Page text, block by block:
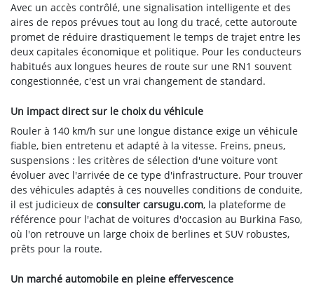
Avec un accès contrôlé, une signalisation intelligente et des
aires de repos prévues tout au long du tracé, cette autoroute
promet de réduire drastiquement le temps de trajet entre les
deux capitales économique et politique. Pour les conducteurs
habitués aux longues heures de route sur une RN1 souvent
congestionnée, c'est un vrai changement de standard.
Un impact direct sur le choix du véhicule
Rouler à 140 km/h sur une longue distance exige un véhicule
fiable, bien entretenu et adapté à la vitesse. Freins, pneus,
suspensions : les critères de sélection d'une voiture vont
évoluer avec l'arrivée de ce type d'infrastructure. Pour trouver
des véhicules adaptés à ces nouvelles conditions de conduite,
il est judicieux de consulter carsugu.com, la plateforme de
référence pour l'achat de voitures d'occasion au Burkina Faso,
où l'on retrouve un large choix de berlines et SUV robustes,
prêts pour la route.
Un marché automobile en pleine effervescence